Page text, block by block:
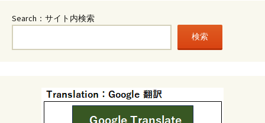
Search：サイト内検索
検索